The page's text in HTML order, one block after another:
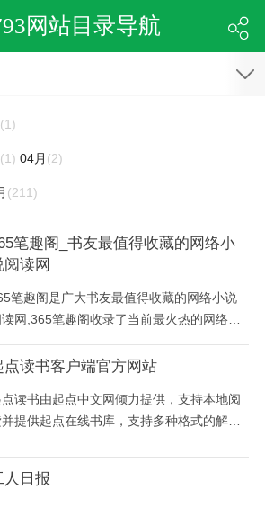
网站目录导航
(1)
(1) 04月 (2)
(211)
笔趣阁_书友最值得收藏的网络小
阅读网
笔趣阁是广大书友最值得收藏的网络小说
读网,365笔趣阁收录了当前最火热的网络小
笔趣阁是广大网络小说爱好者的小说阅读
点读书客户端官方网站
点读书由起点中文网倾力提供，支持本地阅
提供起点在线书库，支持多种格式的解析
人日报